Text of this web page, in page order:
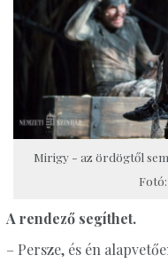
Mirigy - az ördögtől
A rendező segíthet.
– Persze, és én